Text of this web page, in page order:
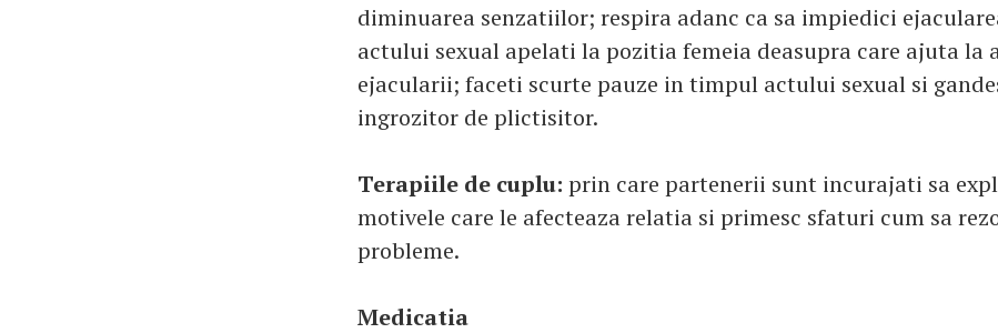
diminuarea senzatiilor; respira adanc ca sa impiedici
actului sexual apelati la pozitia femeia deasupra care ajuta la
ejacularii; faceti scurte pauze in timpul actului sexual si
ingrozitor de plictisitor.
Terapiile de cuplu: prin care partenerii sunt incurajati sa
motivele care le afecteaza relatia si primesc sfaturi cum sa
probleme.
Medicatia